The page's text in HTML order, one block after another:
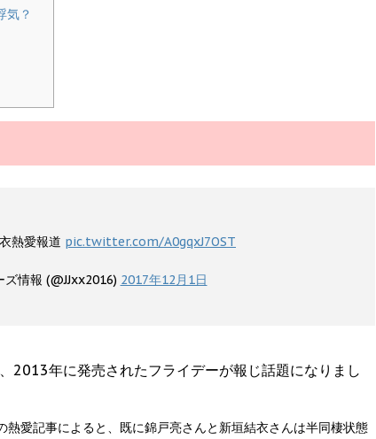
気？
熱愛報道 pic.twitter.com/A0gqxJ7OST
情報 (@JJxx2016) 2017年12月1日
2013年に発売されたフライデーが報じ話題になりまし
熱愛記事によると、既に錦戸亮さんと新垣結衣さんは半同棲状態